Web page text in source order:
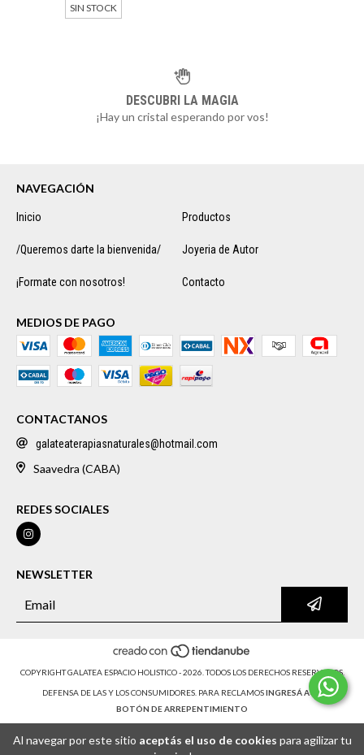
Al navegar por este sitio aceptás el uso de cookies para agilizar tu
SIN STOCK
DESCUBRI LA MAGIA
¡Hay un cristal esperando por vos!
NAVEGACIÓN
Inicio Productos
/Queremos darte la bienvenida/ Joyeria de Autor
¡Formate con nosotros! Contacto
MEDIOS DE PAGO
CONTACTANOS
galateaterapiasnaturales@hotmail.com
Saavedra (CABA)
REDES SOCIALES
NEWSLETTER
COPYRIGHT GALATEA ESPACIO HOLISTICO - 2026. TODOS LOS DERECHOS RESERVADOS.
DEFENSA DE LAS Y LOS CONSUMIDORES. PARA RECLAMOS INGRESÁ ACÁ.
BOTÓN DE ARREPENTIMIENTO